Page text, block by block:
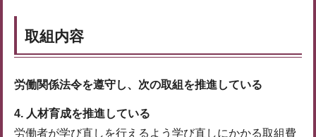
取組内容
労働関係法令を遵守し、次の取組を推進している
4. 人材育成を推進している
労働者が学び直しを行えるよう学び直しにかかる取組費